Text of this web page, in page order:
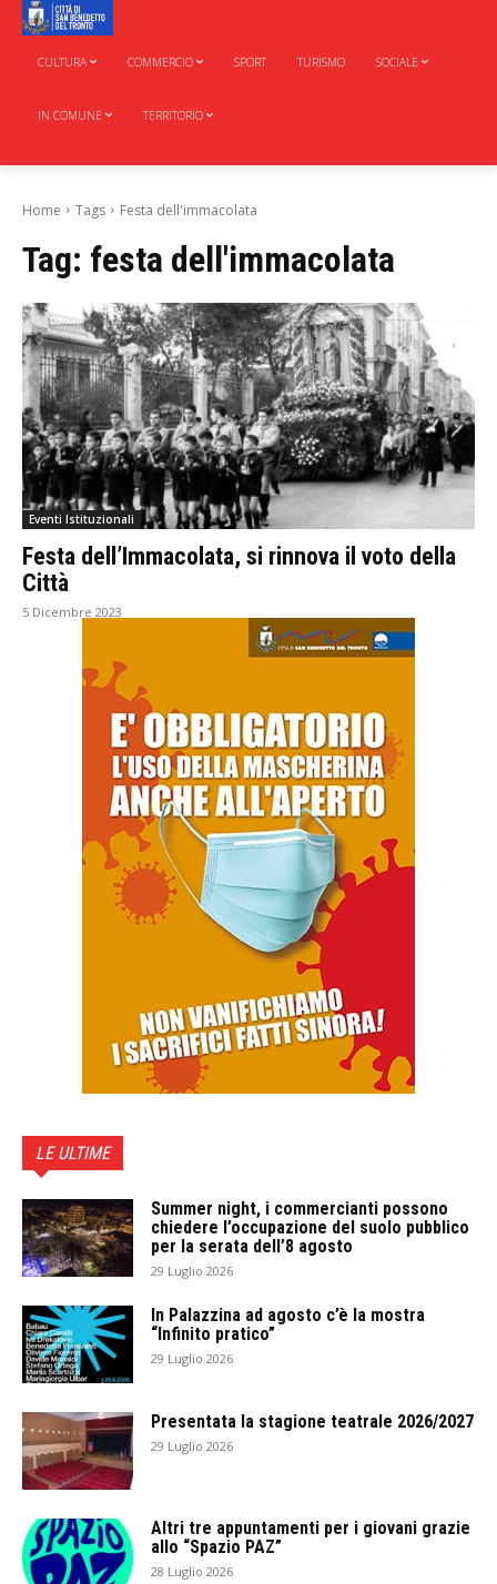
CULTURA COMMERCIO SPORT TURISMO SOCIALE
IN COMUNE TERRITORIO
Home Tags Festa dell'immacolata
Tag: festa dell'immacolata
Eventi Istituzionali
Festa dell’Immacolata, si rinnova il voto della
Città
5 Dicembre 2023
LE ULTIME
Summer night, i commercianti possono
chiedere l’occupazione del suolo pubblico
per la serata dell’8 agosto
29 Luglio 2026
In Palazzina ad agosto c’è la mostra
“Infinito pratico”
29 Luglio 2026
Presentata la stagione teatrale 2026/2027
29 Luglio 2026
Altri tre appuntamenti per i giovani grazie
allo “Spazio PAZ”
28 Luglio 2026